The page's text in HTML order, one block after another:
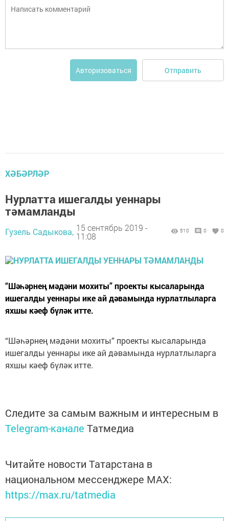
Авторизоваться Отправить
ХӘБӘРЛӘР
Нурлатта ишегалды уеннары
тәмамланды
Гузель Садыкова, 15 сентябрь 2019 -
11:08
510 0 0
“Шәһәрнең мәдәни мохиты” проекты кысаларында
ишегалды уеннары ике ай дәвамында нурлатлыларга
яхшы кәеф бүләк итте.
“Шәһәрнең мәдәни мохиты” проекты кысаларында
ишегалды уеннары ике ай дәвамында нурлатлыларга
яхшы кәеф бүләк итте.
Следите за самым важным и интересным в
Telegram-канале Татмедиа
Читайте новости Татарстана в
национальном мессенджере MАХ:
https://max.ru/tatmedia